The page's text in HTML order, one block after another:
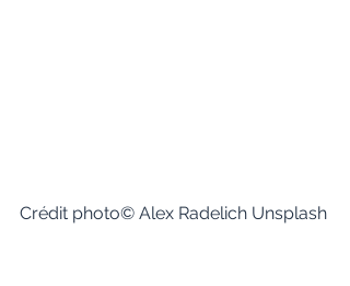
Crédit photo© Alex Radelich Unsplash